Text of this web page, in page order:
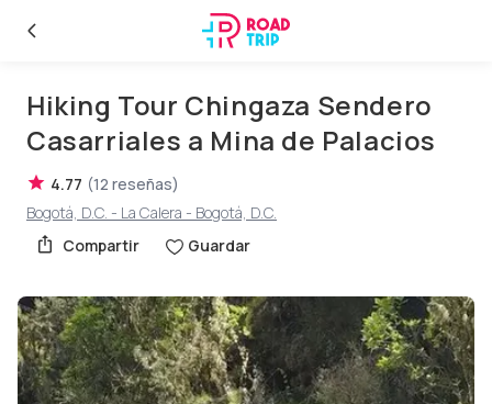
Hiking Tour Chingaza Sendero
Casarriales a Mina de Palacios
4.77 (12 reseñas)
Bogotá, D.C. - La Calera - Bogotá, D.C.
Compartir
Guardar